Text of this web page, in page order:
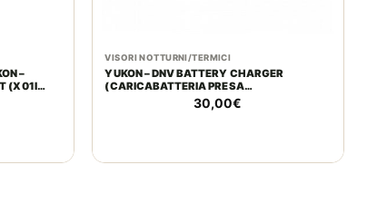
–
(X01I
215,00€.
VISORI NOTTURNI/TERMICI
YUKON – DNV BATTERY CHARGER
(CARICABATTERIA PRESA
ANGLOSASSONE)30,00€